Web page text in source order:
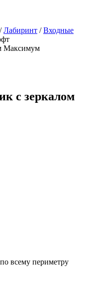
/Лабиринт /Входные
Максимум
с зеркалом
всему периметру